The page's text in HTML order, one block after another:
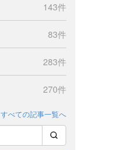
143件
83件
283件
270件
すべての記事一覧へ